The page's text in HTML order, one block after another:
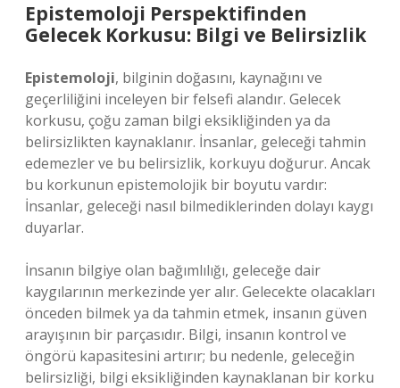
Epistemoloji Perspektifinden
Gelecek Korkusu: Bilgi ve Belirsizlik
Epistemoloji, bilginin doğasını, kaynağını ve
geçerliliğini inceleyen bir felsefi alandır. Gelecek
korkusu, çoğu zaman bilgi eksikliğinden ya da
belirsizlikten kaynaklanır. İnsanlar, geleceği tahmin
edemezler ve bu belirsizlik, korkuyu doğurur. Ancak
bu korkunun epistemolojik bir boyutu vardır:
İnsanlar, geleceği nasıl bilmediklerinden dolayı kaygı
duyarlar.
İnsanın bilgiye olan bağımlılığı, geleceğe dair
kaygılarının merkezinde yer alır. Gelecekte olacakları
önceden bilmek ya da tahmin etmek, insanın güven
arayışının bir parçasıdır. Bilgi, insanın kontrol ve
öngörü kapasitesini artırır; bu nedenle, geleceğin
belirsizliği, bilgi eksikliğinden kaynaklanan bir korku